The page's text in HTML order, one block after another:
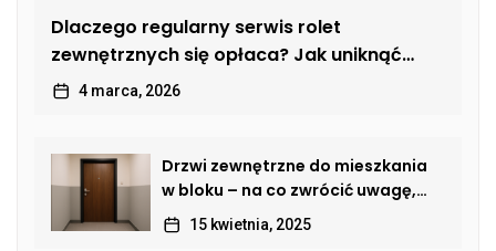
Dlaczego regularny serwis rolet
zewnętrznych się opłaca? Jak uniknąć
kosztownych usterek
4 marca, 2026
Drzwi zewnętrzne do mieszkania
w bloku – na co zwrócić uwagę,
by połączyć bezpieczeństwo,
estetykę i komfort?
15 kwietnia, 2025